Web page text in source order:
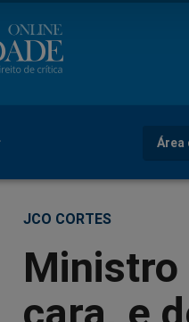
Área
JCO CORTES
Ministro